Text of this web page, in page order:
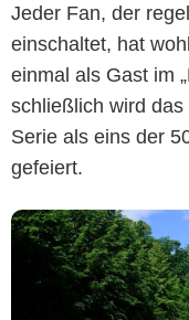
Jeder Fan, der
einschaltet, hat
einmal als Gast im
schließlich wird
Serie als eins der
gefeiert.